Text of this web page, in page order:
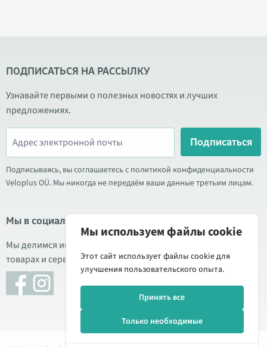
ПОДПИСАТЬСЯ НА РАССЫЛКУ
Узнавайте первыми о полезных новостях и лучших
предложениях.
Подписаться
Подписываясь, вы соглашаетесь с политикой конфиденциальности
Veloplus OÜ. Мы никогда не передаём ваши данные третьим лицам.
Мы в социальных сетях
Мы делимся информацией о выгодных акциях, новых
товарах и сервисе. Иногда публикуем обзоры продукции.
Мы используем файлы cookie
Этот сайт использует файлы cookie для
улучшения пользовательского опыта.
Принять все
Только необходимые